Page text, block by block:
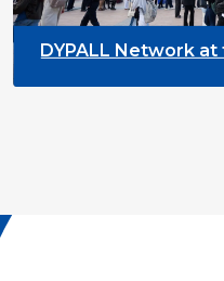
DYPALL Network at the
Youth Week 2026